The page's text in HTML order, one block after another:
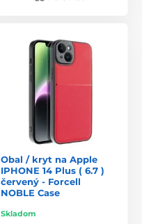
Obal / kryt na Apple
IPHONE 14 Plus ( 6.7 )
červený - Forcell
NOBLE Case
Skladom